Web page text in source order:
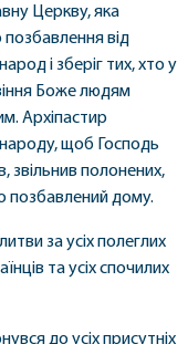
Церкву, яка
позбавлення від
і зберіг тих, хто у
Боже людям
Архіпастир
щоб Господь
звільнив полонених,
позбавлений дому.
за усіх полеглих
та усіх спочилих
до усіх присутніх